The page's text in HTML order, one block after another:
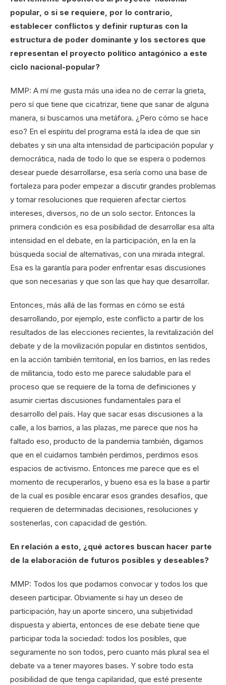
popular, o si se requiere, por lo contrario,
establecer conflictos y definir rupturas con la
estructura de poder dominante y los sectores que
representan el proyecto político antagónico a este
ciclo nacional-popular?
MMP: A mí me gusta más una idea no de cerrar la grieta,
pero sí que tiene que cicatrizar, tiene que sanar de alguna
manera, si buscamos una metáfora. ¿Pero cómo se hace
eso? En el espíritu del programa está la idea de que sin
debates y sin una alta intensidad de participación popular y
democrática, nada de todo lo que se espera o podemos
desear puede desarrollarse, esa sería como una base de
fortaleza para poder empezar a discutir grandes problemas
y tomar resoluciones que requieren afectar ciertos
intereses, diversos, no de un solo sector. Entonces la
primera condición es esa posibilidad de desarrollar esa alta
intensidad en el debate, en la participación, en la en la
búsqueda social de alternativas, con una mirada integral.
Esa es la garantía para poder enfrentar esas discusiones
que son necesarias y que son las que hay que desarrollar.
Entonces, más allá de las formas en cómo se está
desarrollando, por ejemplo, este conflicto a partir de los
resultados de las elecciones recientes, la revitalización del
debate y de la movilización popular en distintos sentidos,
en la acción también territorial, en los barrios, en las redes
de militancia, todo esto me parece saludable para el
proceso que se requiere de la toma de definiciones y
asumir ciertas discusiones fundamentales para el
desarrollo del país. Hay que sacar esas discusiones a la
calle, a los barrios, a las plazas, me parece que nos ha
faltado eso, producto de la pandemia también, digamos
que en el cuidarnos también perdimos, perdimos esos
espacios de activismo. Entonces me parece que es el
momento de recuperarlos, y bueno esa es la base a partir
de la cual es posible encarar esos grandes desafíos, que
requieren de determinadas decisiones, resoluciones y
sostenerlas, con capacidad de gestión.
En relación a esto, ¿qué actores buscan hacer parte
de la elaboración de futuros posibles y deseables?
MMP: Todos los que podamos convocar y todos los que
deseen participar. Obviamente si hay un deseo de
participación, hay un aporte sincero, una subjetividad
dispuesta y abierta, entonces de ese debate tiene que
participar toda la sociedad: todos los posibles, que
seguramente no son todos, pero cuanto más plural sea el
debate va a tener mayores bases. Y sobre todo esta
posibilidad de que tenga capilaridad, que esté presente